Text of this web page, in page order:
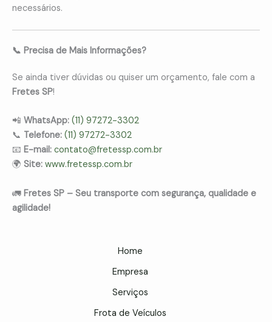
necessários.
📞 Precisa de Mais Informações?
Se ainda tiver dúvidas ou quiser um orçamento, fale com a
Fretes SP!
📲 WhatsApp: (11) 97272-3302
📞 Telefone: (11) 97272-3302
📧 E-mail: contato@fretessp.com.br
🌍 Site: www.fretessp.com.br
🚛 Fretes SP – Seu transporte com segurança, qualidade e
agilidade!
Home
Empresa
Serviços
Frota de Veículos